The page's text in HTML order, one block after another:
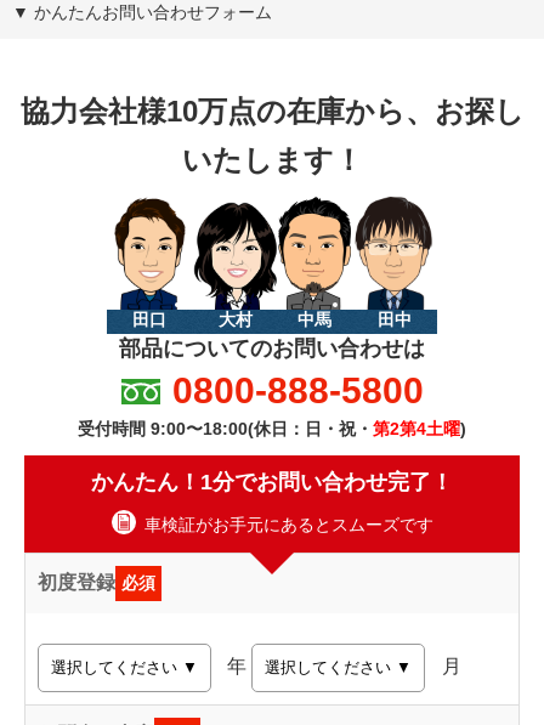
▼ かんたんお問い合わせフォーム
協力会社様10万点の在庫から、お探し
いたします！
田口 大村 中馬 田中
部品についてのお問い合わせは
0800-888-5800
受付時間 9:00〜18:00(休日：日・祝・ 第2第4土曜)
かんたん！1分でお問い合わせ完了！
車検証がお手元にあるとスムーズです
初度登録 必須
年 月